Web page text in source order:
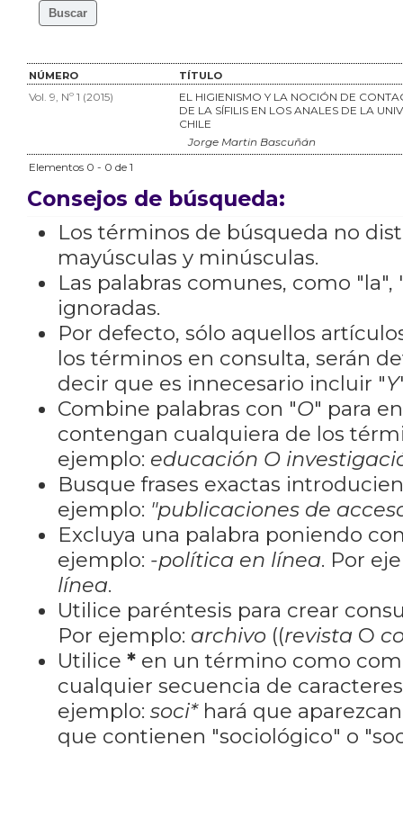
NÚMERO TÍTULO
Vol. 9, Nº 1 (2015)
EL HIGIENISMO Y LA NOCIÓN DE
DE LA SÍFILIS EN LOS ANALES DE LA
CHILE
Jorge Martin Bascuñán
Elementos 0 - 0 de 1
Consejos de búsqueda:
Los términos de búsqueda no
mayúsculas y minúsculas.
Las palabras comunes, como "la",
ignoradas.
Por defecto, sólo aquellos
los términos en consulta, serán
decir que es innecesario incluir "Y
Combine palabras con "O" para
contengan cualquiera de los
ejemplo: educación O
Busque frases exactas
ejemplo: "publicaciones de
Excluya una palabra poniendo
ejemplo: -política en línea. Por
línea.
Utilice paréntesis para crear
Por ejemplo: archivo ((revista O
Utilice *en un término como
cualquier secuencia de
ejemplo: soci*hará que
que contienen "sociológico" o